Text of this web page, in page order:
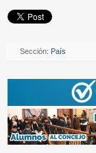
Sección: País